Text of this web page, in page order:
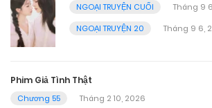
NGOẠI TRUYỆN CUỐI
Tháng 9
NGOẠI TRUYỆN 20
Tháng 9 6,
Phim Giả Tình Thật
Chương 55
Tháng 2 10, 2026